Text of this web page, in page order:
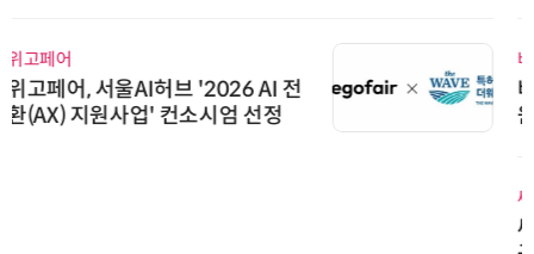
비쉐이
비쉐이, 모든 주요 리모컨 코드 지
원하는 TSOP15300 시리즈 IR 수